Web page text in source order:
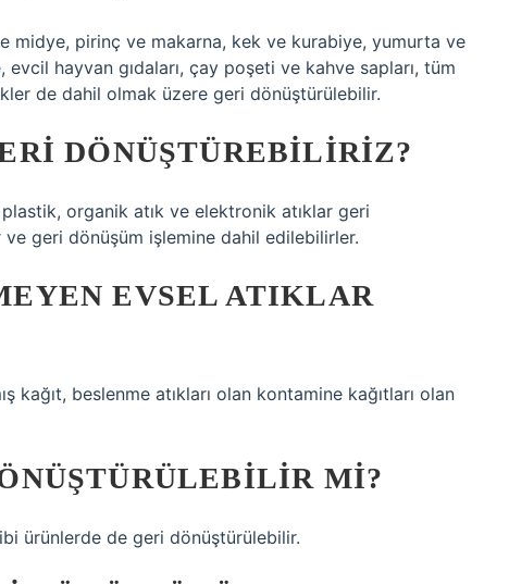
midye, pirinç ve makarna, kek ve kurabiye, yumurta ve
hayvan gıdaları, çay poşeti ve kahve sapları, tüm
de dahil olmak üzere geri dönüştürülebilir.
DÖNÜŞTÜREBILIRIZ?
organik atık ve elektronik atıklar geri
geri dönüşüm işlemine dahil edilebilirler.
EVSEL ATIKLAR
kağıt, beslenme atıkları olan kontamine kağıtları olan
MI?
ürünlerde de geri dönüştürülebilir.